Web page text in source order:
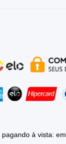
à vista: